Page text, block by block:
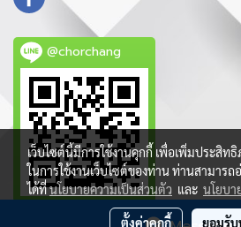
@chorchang
เว็บไซต์นี้มีการใช้งานคุกกี้ เพื่อเพิ่มประสิ
ในการใช้งานเว็บไซต์ของท่าน ท่านสามารถ
ได้ที่นโยบายความเป็นส่วนตัว และ นโยบา
ตั้งค่าคุกกี้ ยอมรั